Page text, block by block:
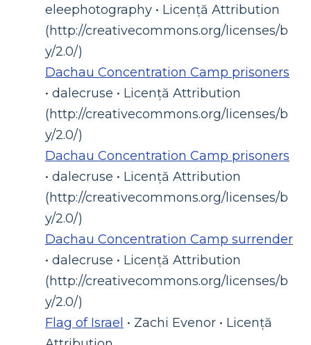
eleephotography • Licență Attribution
(http://creativecommons.org/licenses/b
y/2.0/)
Dachau Concentration Camp prisoners
• dalecruse • Licență Attribution
(http://creativecommons.org/licenses/b
y/2.0/)
Dachau Concentration Camp prisoners
• dalecruse • Licență Attribution
(http://creativecommons.org/licenses/b
y/2.0/)
Dachau Concentration Camp surrender
• dalecruse • Licență Attribution
(http://creativecommons.org/licenses/b
y/2.0/)
Flag of Israel • Zachi Evenor • Licență